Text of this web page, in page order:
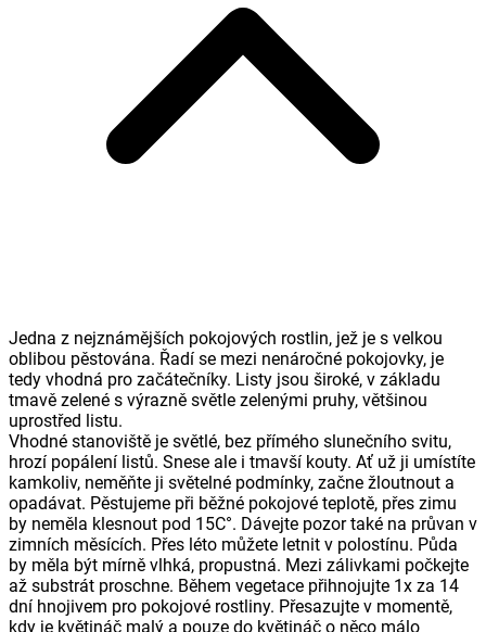
Jedna z nejznámějších pokojových rostlin, jež je s velkou
oblibou pěstována. Řadí se mezi nenáročné pokojovky, je
tedy vhodná pro začátečníky. Listy jsou široké, v základu
tmavě zelené s výrazně světle zelenými pruhy, většinou
uprostřed listu.
Vhodné stanoviště je světlé, bez přímého slunečního svitu,
hrozí popálení listů. Snese ale i tmavší kouty. Ať už ji umístíte
kamkoliv, neměňte ji světelné podmínky, začne žloutnout a
opadávat. Pěstujeme při běžné pokojové teplotě, přes zimu
by neměla klesnout pod 15C°. Dávejte pozor také na průvan v
zimních měsících. Přes léto můžete letnit v polostínu. Půda
by měla být mírně vlhká, propustná. Mezi zálivkami počkejte
až substrát proschne. Během vegetace přihnojujte 1x za 14
dní hnojivem pro pokojové rostliny. Přesazujte v momentě,
kdy je květináč malý a pouze do květináč o něco málo